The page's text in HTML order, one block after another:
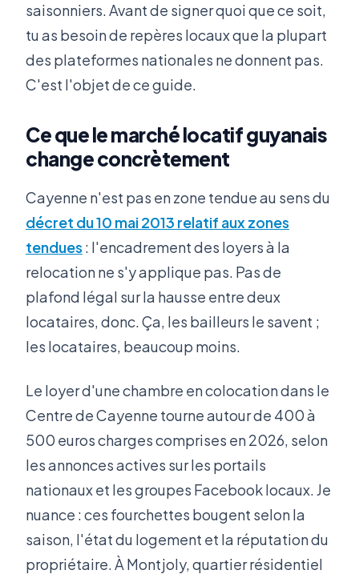
saisonniers. Avant de signer quoi que ce soit,
tu as besoin de repères locaux que la plupart
des plateformes nationales ne donnent pas.
C'est l'objet de ce guide.
Ce que le marché locatif guyanais
change concrètement
Cayenne n'est pas en zone tendue au sens du
décret du 10 mai 2013 relatif aux zones
tendues : l'encadrement des loyers à la
relocation ne s'y applique pas. Pas de
plafond légal sur la hausse entre deux
locataires, donc. Ça, les bailleurs le savent ;
les locataires, beaucoup moins.
Le loyer d'une chambre en colocation dans le
Centre de Cayenne tourne autour de 400 à
500 euros charges comprises en 2026, selon
les annonces actives sur les portails
nationaux et les groupes Facebook locaux. Je
nuance : ces fourchettes bougent selon la
saison, l'état du logement et la réputation du
propriétaire. À Montjoly, quartier résidentiel